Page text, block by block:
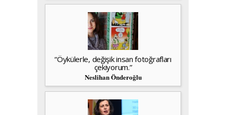
“Öykülerle, değişik insan fotoğrafları
çekiyorum.”
Neslihan Önderoğlu